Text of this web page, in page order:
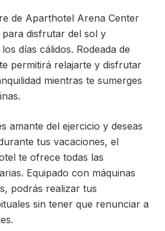
de Aparthotel Arena Center
disfrutar del sol y
días cálidos. Rodeada de
permitirá relajarte y disfrutar
mientras te sumerges
amante del ejercicio y deseas
tus vacaciones, el
te ofrece todas las
Equipado con máquinas
podrás realizar tus
sin tener que renunciar a